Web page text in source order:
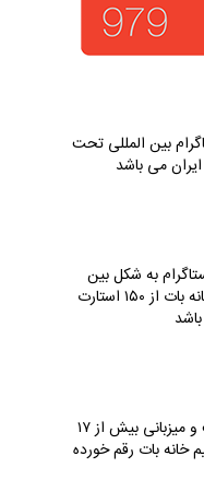
بین المللی تحت
می باشد
به شکل بین
المللی تنها یکی از پروژه های تیم خانه بات از ۱۵۰ استارت
بیش از ۸ سابقه درخشان شرکت و میزبانی بیش از ۱۷
خانه بات رقم خورده